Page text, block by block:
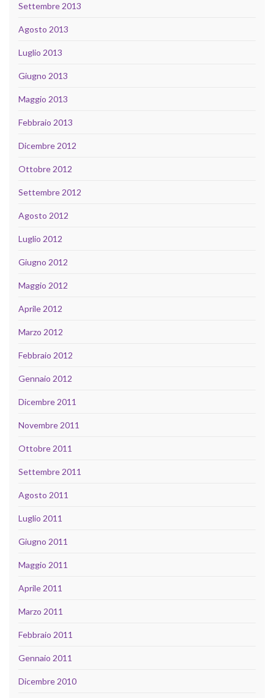
Settembre 2013
Agosto 2013
Luglio 2013
Giugno 2013
Maggio 2013
Febbraio 2013
Dicembre 2012
Ottobre 2012
Settembre 2012
Agosto 2012
Luglio 2012
Giugno 2012
Maggio 2012
Aprile 2012
Marzo 2012
Febbraio 2012
Gennaio 2012
Dicembre 2011
Novembre 2011
Ottobre 2011
Settembre 2011
Agosto 2011
Luglio 2011
Giugno 2011
Maggio 2011
Aprile 2011
Marzo 2011
Febbraio 2011
Gennaio 2011
Dicembre 2010